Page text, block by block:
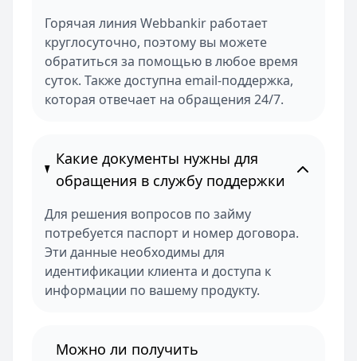
Горячая линия Webbankir работает
круглосуточно, поэтому вы можете
обратиться за помощью в любое время
суток. Также доступна email-поддержка,
которая отвечает на обращения 24/7.
Какие документы нужны для
обращения в службу поддержки
Для решения вопросов по займу
потребуется паспорт и номер договора.
Эти данные необходимы для
идентификации клиента и доступа к
информации по вашему продукту.
Можно ли получить